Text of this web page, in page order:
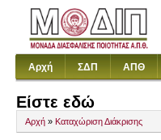
Αρχή ΣΔΠ ΑΠΘ
Είστε εδώ
Αρχή » Καταχώριση Διάκρισης